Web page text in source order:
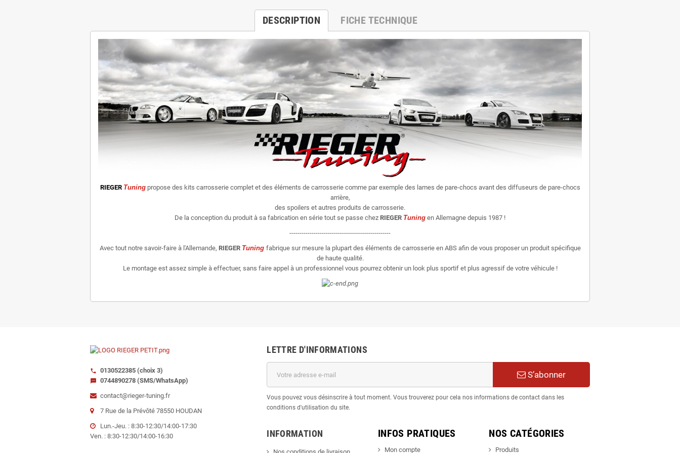
DESCRIPTION FICHE TECHNIQUE
RIEGER Tuningpropose des kits carrosserie complet et des éléments de carrosserie comme par exemple des lames de pare-chocs avant des diffuseurs de pare-chocs
arrière,
des spoilers et autres produits de carrosserie.
De la conception du produit à sa fabrication en série tout se passe chez RIEGER Tuning en Allemagne depuis 1987 !
--------------------------------------------------
Avec tout notre savoir-faire à l'Allemande, RIEGER Tuning fabrique sur mesure la plupart des éléments de carrosserie en ABS afin de vous proposer un produit spécifique
de haute qualité.
Le montage est assez simple à effectuer, sans faire appel à un professionnel vous pourrez obtenir un look plus sportif et plus agressif de votre véhicule !
call 0130522385 (choix 3)
sms
0744890278 (SMS/WhatsApp)
contact@rieger-tuning.fr
7 Rue de la Prévôté 78550 HOUDAN
Lun.-Jeu. : 8:30-12:30/14:00-17:30
Ven. : 8:30-12:30/14:00-16:30
LETTRE D'INFORMATIONS
S’abonner
Vous pouvez vous désinscrire à tout moment. Vous trouverez pour cela nos informations de contact dans les
conditions d'utilisation du site.
INFORMATION INFOS PRATIQUES
Mon compte
NOS CATÉGORIES
Produits